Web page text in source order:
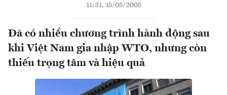
11:31, 18/08/2008
Đã có nhiều chương trình hành động sau
khi Việt Nam gia nhập WTO, nhưng còn
thiếu trọng tâm và hiệu quả